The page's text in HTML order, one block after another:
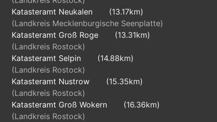
Katasteramt Neukalen
(13.17km)
(Landkreis Mecklenburgische Seenplatte)
Katasteramt Groß Roge
(13.31km)
(Landkreis Rostock)
Katasteramt Selpin
(14.88km)
(Landkreis Rostock)
Katasteramt Nustrow
(15.35km)
(Landkreis Rostock)
Katasteramt Groß Wokern
(16.36km)
(Landkreis Rostock)